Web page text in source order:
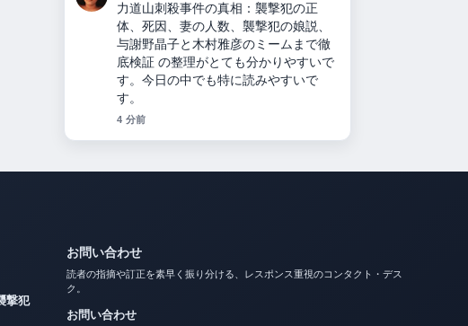
二千翔（服部二千翔）の実父や年収、
現在の職業は？ を追っていますが、こ
の解説は落ち着いていて信頼できま
す。
6 分前
ク。
お問い合わせ